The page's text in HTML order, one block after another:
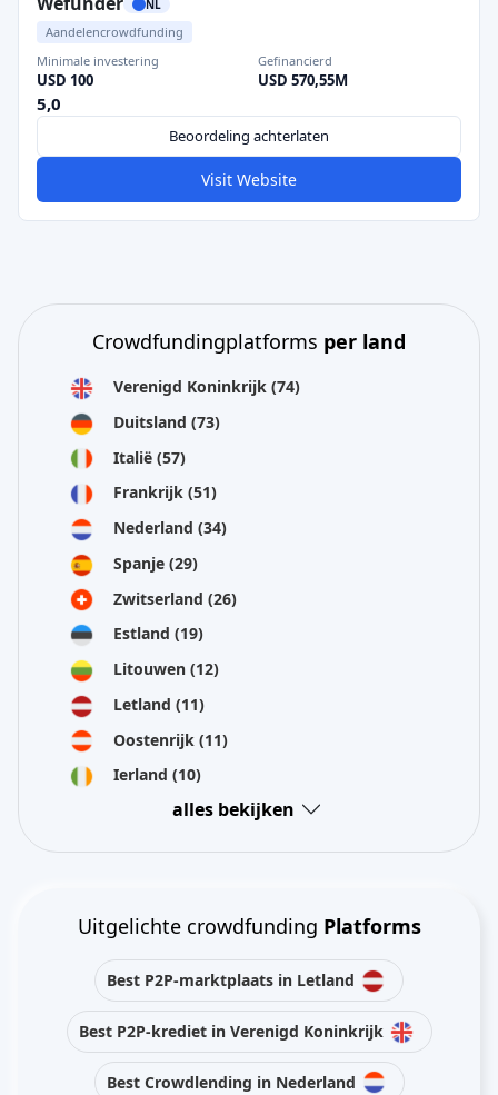
NL
Aandelencrowdfunding
Minimale investering
USD 100
Gefinancierd
USD 570,55M
5,0
Beoordeling achterlaten
Visit Website
Crowdfundingplatforms per land
Verenigd Koninkrijk (74)
Duitsland (73)
Italië (57)
Frankrijk (51)
Nederland (34)
Spanje (29)
Zwitserland (26)
Estland (19)
Litouwen (12)
Letland (11)
Oostenrijk (11)
Ierland (10)
alles bekijken
Uitgelichte crowdfunding Platforms
Best P2P-marktplaats in Letland
Best P2P-krediet in Verenigd Koninkrijk
Best Crowdlending in Nederland